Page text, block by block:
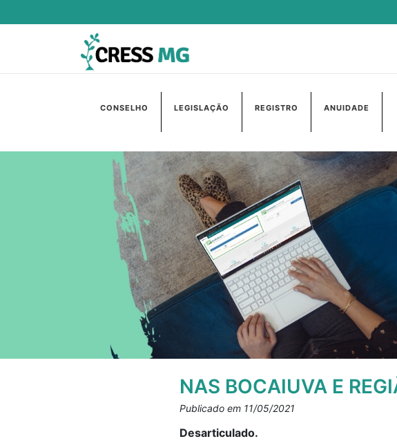
CONSELHO LEGISLAÇÃO REGISTRO ANUIDADE
NAS BOCAIUVA E
Publicado em 11/05/2021
Desarticulado.